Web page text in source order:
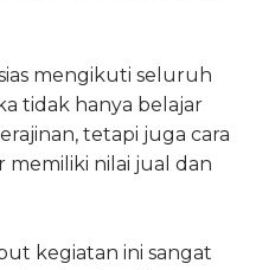
mengikuti seluruh
tidak hanya belajar
tetapi juga cara
memiliki nilai jual dan
kegiatan ini sangat